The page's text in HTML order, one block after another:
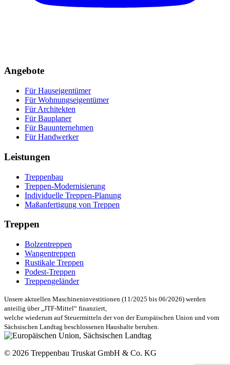
Angebote
Für Hauseigentümer
Für Wohnungseigentümer
Für Architekten
Für Bauplaner
Für Bauunternehmen
Für Handwerker
Leistungen
Treppenbau
Treppen-Modernisierung
Individuelle Treppen-Planung
Maßanfertigung von Treppen
Treppen
Bolzentreppen
Wangentreppen
Rustikale Treppen
Podest-Treppen
Treppengeländer
Unsere aktuellen Maschineninvestitionen (11/2025 bis 06/2026) werden
anteilig über „JTF-Mittel“ finanziert,
welche wiederum auf Steuermitteln der von der Europäischen Union und vom
Sächsischen Landtag beschlossenen Haushalte beruhen.
© 2026 Treppenbau Truskat GmbH & Co. KG